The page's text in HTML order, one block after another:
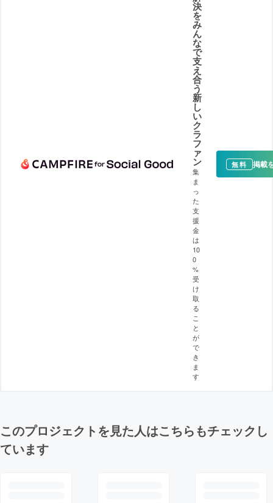
決
を
み
ん
な
で
支
え
合
う
新
し
い
ク
ラ
フ
ァ
ン
集
ま
っ
た
支
援
金
は
10
0
%
受
け
取
る
こ
と
が
で
き
ま
す
無料 掲載
このプロジェクトを見た人はこちらもチェックし
ています